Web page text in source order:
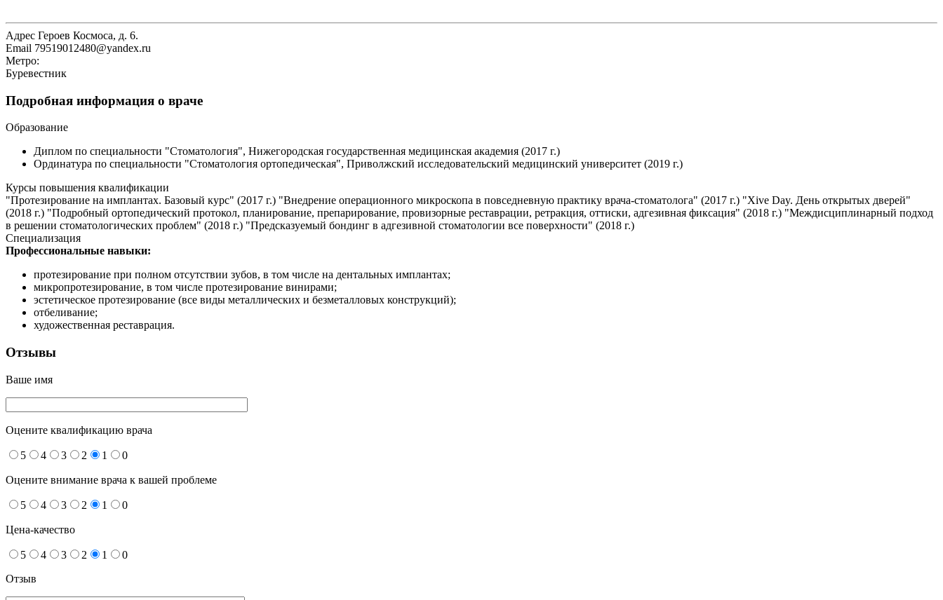
Адрес Героев Космоса, д. 6.
Email 79519012480@yandex.ru
Метро:
Буревестник
Подробная информация о враче
Образование
Диплом по специальности "Cтоматология", Нижегородская государственная медицинская академия (2017 г.)
Ординатура по специальности "Стоматология ортопедическая", Приволжский исследовательский медицинский университет (2019 г.)
Курсы повышения квалификации
"Протезирование на имплантах. Базовый курс" (2017 г.) "Внедрение операционного микроскопа в повседневную практику врача-стоматолога" (2017 г.) "Xive Day. День открытых дверей"
(2018 г.) "Подробный ортопедический протокол, планирование, препарирование, провизорные реставрации, ретракция, оттиски, адгезивная фиксация" (2018 г.) "Междисциплинарный подход
в решении стоматологических проблем" (2018 г.) "Предсказуемый бондинг в адгезивной стоматологии все поверхности" (2018 г.)
Специализация
Профессиональные навыки:
протезирование при полном отсутствии зубов, в том числе на дентальных имплантах;
микропротезирование, в том числе протезирование винирами;
эстетическое протезирование (все виды металлических и безметалловых конструкций);
отбеливание;
художественная реставрация.
Отзывы
Ваше имя
Оцените квалификацию врача
5 4 3 2 1 0
Оцените внимание врача к вашей проблеме
5 4 3 2 1 0
Цена-качество
5 4 3 2 1
0
Отзыв